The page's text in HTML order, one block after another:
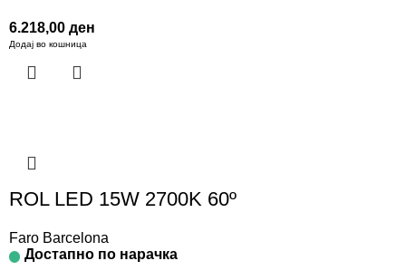
6.218,00 ден
Додај во кошница
ROL LED 15W 2700K 60º
Faro Barcelona
Достапно по нарачка